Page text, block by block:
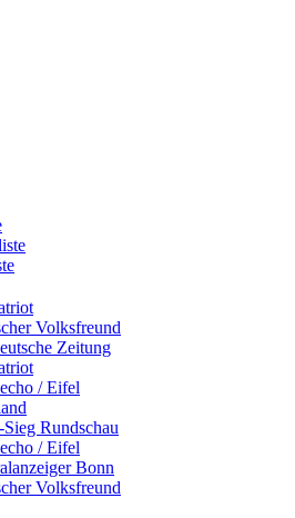
Volksfreund
Zeitung
/ Eifel
Rundschau
/ Eifel
Bonn
Volksfreund